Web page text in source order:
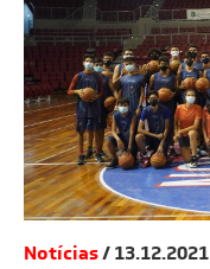
Notícias 13.12.2021